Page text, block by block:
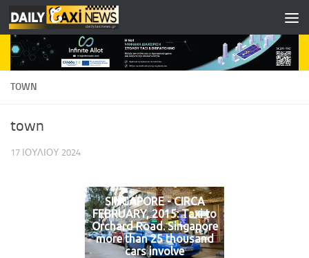
Skip to content
TOWN
town
17 ΙΟΥΛΊΟΥ 2024
SINGAPORE - CIRCA
FEBRUARY, 2015: Taxi to
Orchard Road. Singapore
more than 25 thousand
cars involve